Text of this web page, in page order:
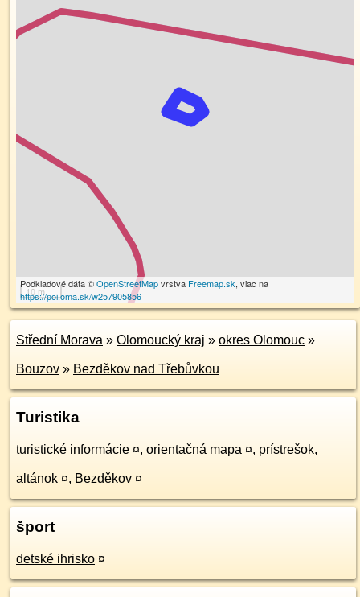
10 m
Podkladové dáta ©OpenStreetMapvrstva Freemap.sk, viac na
https://poi.oma.sk/w257905856
Střední Morava » Olomoucký kraj » okres Olomouc »
Bouzov » Bezděkov nad Třebůvkou
Turistika
turistické informácie ¤, orientačná mapa ¤, prístrešok,
altánok ¤, Bezděkov ¤
šport
detské ihrisko ¤